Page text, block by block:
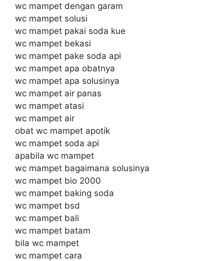
wc mampet dengan garam
wc mampet solusi
wc mampet pakai soda kue
wc mampet bekasi
wc mampet pake soda api
wc mampet apa obatnya
wc mampet apa solusinya
wc mampet air panas
wc mampet atasi
wc mampet air
obat wc mampet apotik
wc mampet soda api
apabila wc mampet
wc mampet bagaimana solusinya
wc mampet bio 2000
wc mampet baking soda
wc mampet bsd
wc mampet bali
wc mampet batam
bila wc mampet
wc mampet cara